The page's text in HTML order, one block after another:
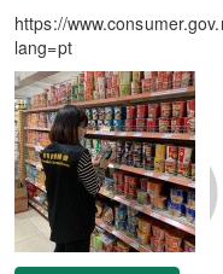
https://
lang=pt